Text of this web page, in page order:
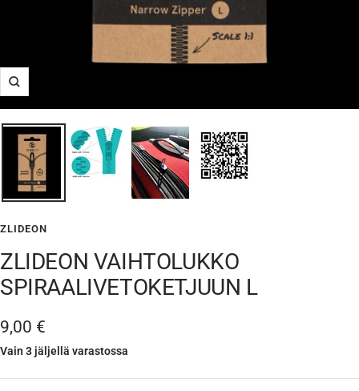
Suurenna
ZLIDEON
ZLIDEON VAIHTOLUKKO
SPIRAALIVETOKETJUUN L
Alennushinta
9,00 €
Vain 3 jäljellä varastossa